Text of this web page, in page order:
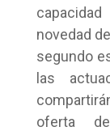
novedad
segundo
las
oferta